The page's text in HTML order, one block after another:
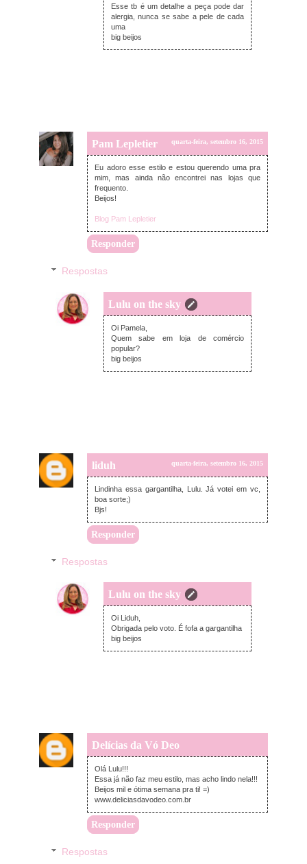
Esse tb é um detalhe a peça pode dar
alergia, nunca se sabe a pele de cada
uma
big beijos
Pam Lepletier quarta-feira, setembro 16, 2015
Eu adoro esse estilo e estou querendo uma pra
mim, mas ainda não encontrei nas lojas que
frequento.
Beijos!
Blog Pam Lepletier
Responder
Respostas
Lulu on the sky
quarta-feira, setembro 16, 2015
Oi Pamela,
Quem sabe em loja de comércio
popular?
big beijos
liduh quarta-feira, setembro 16, 2015
Lindinha essa gargantilha, Lulu. Já votei em vc,
boa sorte;)
Bjs!
Responder
Respostas
Lulu on the sky
quarta-feira, setembro 16, 2015
Oi Liduh,
Obrigada pelo voto. É fofa a gargantilha
big beijos
Delícias da Vó Deo
quarta-feira, setembro 16, 2015
Olá Lulu!!!
Essa já não faz meu estilo, mas acho lindo nela!!!
Beijos mil e ótima semana pra ti! =)
www.deliciasdavodeo.com.br
Responder
Respostas